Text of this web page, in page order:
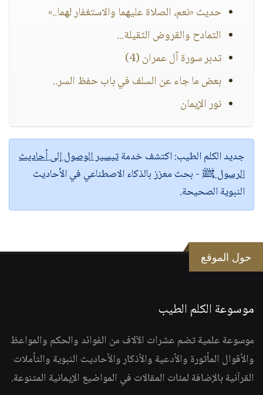
حديث «نعم، الصلاة عليهما والاستغفار لهما..»
التمادح والقروض الثقيلة...
تدبر سورة آل عمران (4)
بعض ما جاء عن السلف في باب حفظ السر..
نور الإيمان
جديد الكلم الطيب:اكتشف خدمةتيسير الوصول إلى أحاديث
الرسول ﷺ - بحث معزز بالذكاء الاصطناعي في الأحاديث
النبوية الصحيحة.
حول الموقع
موسوعة الكلم الطيب
موسوعة علمية تضم عشرات الآلاف من الفوائد والحكم والمواعظ
والأقوال المأثورة والأدعية والأذكار والأحاديث النبوية والتأملات
القرآنية بالإضافة لمئات المقالات في المواضيع الإيمانية المتنوعة.